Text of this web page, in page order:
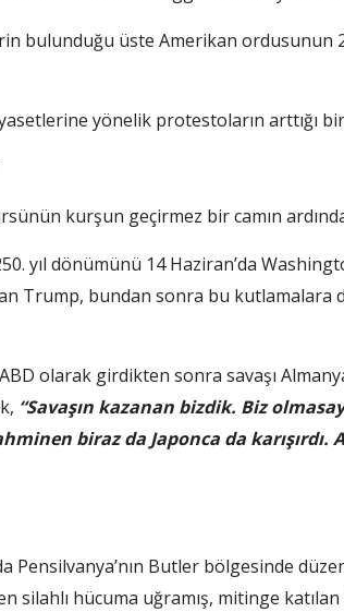
bulunduğu üste Amerikan ordusunun
yönelik protestoların arttığı
kurşun geçirmez bir camın
yıl dönümünü 14 Haziran’da
Trump, bundan sonra bu kutlamalara
olarak girdikten sonra savaşı
“Savaşın kazanan bizdik. Biz
biraz da Japonca da karışırdı.
Pensilvanya’nın Butler bölgesinde
silahlı hücuma uğramış, mitinge